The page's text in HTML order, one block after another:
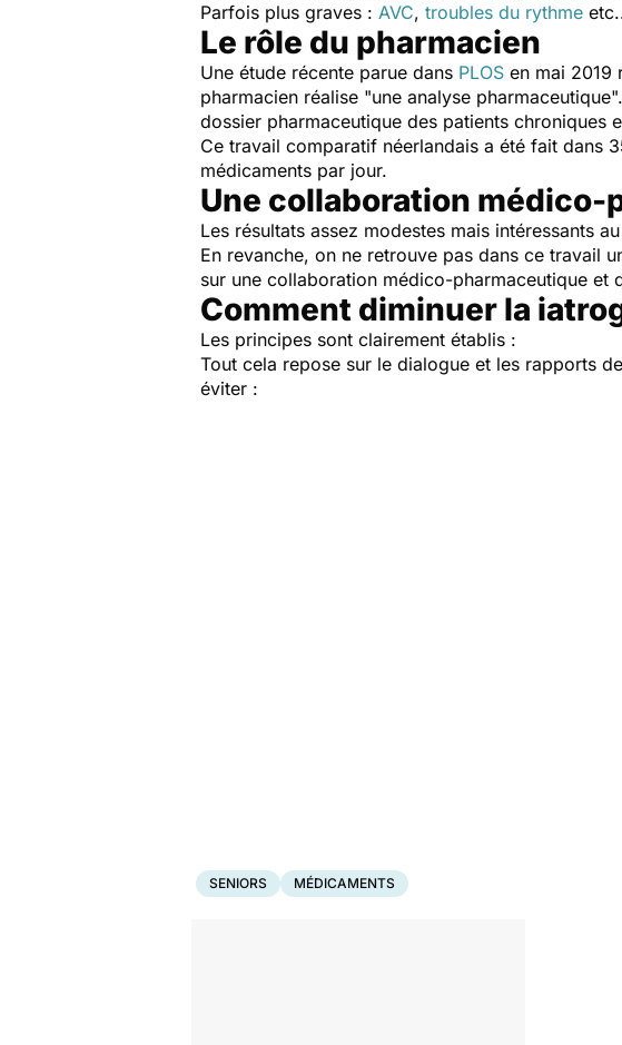
Parfois plus graves : AVC, troubles du rythme
Le rôle du pharmacien
Une étude récente parue dans PLOS en mai 2019
pharmacien réalise "une analyse
dossier pharmaceutique des patients chroniques
Ce travail comparatif néerlandais a été fait dans
médicaments par jour.
Une collaboration
Les résultats assez modestes mais intéressants
En revanche, on ne retrouve pas dans ce travail
sur une collaboration médico-pharmaceutique et
Comment diminuer la
Les principes sont clairement établis :
Tout cela repose sur le dialogue et les rapports
éviter :
SENIORS MÉDICAMENTS